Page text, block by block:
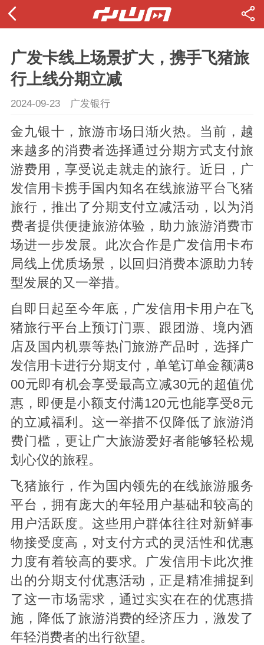
广发卡线上场景扩大，携手飞猪旅
行上线分期立减
2024-09-23 广发银行
金九银十，旅游市场日渐火热。当前，越
来越多的消费者选择通过分期方式支付旅
游费用，享受说走就走的旅行。近日，广
发信用卡携手国内知名在线旅游平台飞猪
旅行，推出了分期支付立减活动，以为消
费者提供便捷旅游体验，助力旅游消费市
场进一步发展。此次合作是广发信用卡布
局线上优质场景，以回归消费本源助力转
型发展的又一举措。
自即日起至今年底，广发信用卡用户在飞
猪旅行平台上预订门票、跟团游、境内酒
店及国内机票等热门旅游产品时，选择广
发信用卡进行分期支付，单笔订单金额满8
00元即有机会享受最高立减30元的超值优
惠，即便是小额支付满120元也能享受8元
的立减福利。这一举措不仅降低了旅游消
费门槛，更让广大旅游爱好者能够轻松规
划心仪的旅程。
飞猪旅行，作为国内领先的在线旅游服务
平台，拥有庞大的年轻用户基础和较高的
用户活跃度。这些用户群体往往对新鲜事
物接受度高，对支付方式的灵活性和优惠
力度有着较高的要求。广发信用卡此次推
出的分期支付优惠活动，正是精准捕捉到
了这一市场需求，通过实实在在的优惠措
施，降低了旅游消费的经济压力，激发了
年轻消费者的出行欲望。